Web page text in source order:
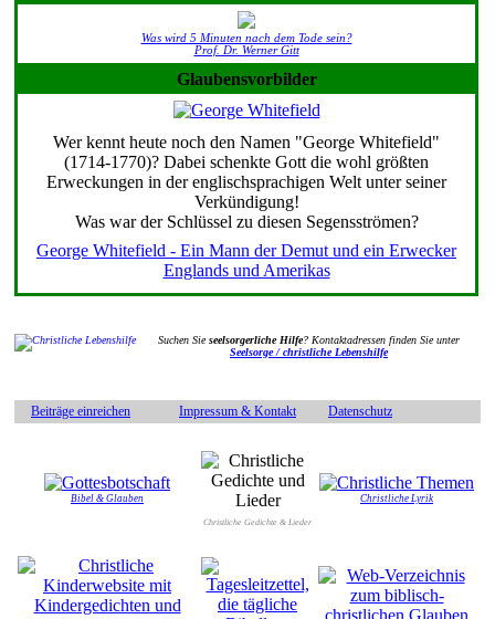
Was wird 5 Minuten nach dem Tode sein?
Prof. Dr. Werner Gitt
Glaubensvorbilder
Wer kennt heute noch den Namen "George Whitefield"
(1714-1770)? Dabei schenkte Gott die wohl größten
Erweckungen in der englischsprachigen Welt unter seiner
Verkündigung!
Was war der Schlüssel zu diesen Segensströmen?
George Whitefield - Ein Mann der Demut und ein Erwecker
Englands und Amerikas
Suchen Sieseelsorgerliche Hilfe? Kontaktadressen finden Sie unter
Seelsorge / christliche Lebenshilfe
Beiträge einreichen Impressum & Kontakt Datenschutz
Bibel & Glauben
Christliche Gedichte & Lieder
Christliche Lyrik